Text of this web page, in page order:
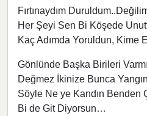
Fırtınaydım
Her Şeyi Sen Bi Köşede
Kaç Adımda Yoruldun, Kime
Gönlünde Başka Birileri
Değmez İkinize Bunca Yangın
Söyle Ne ye Kandın Benden
Bi de Git Diyorsun…